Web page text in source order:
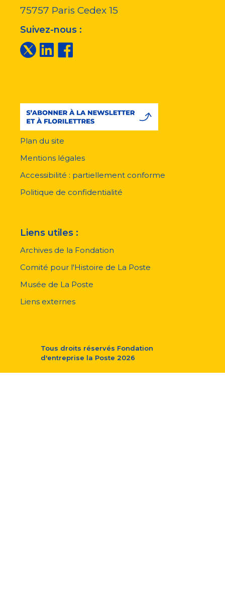
75757 Paris Cedex 15
Suivez-nous :
pied
page
Plan du site
Mentions légales
Accessibilité : partiellement conforme
Politique de confidentialité
Liens utiles :
Archives de la Fondation
Comité pour l'Histoire de La Poste
Musée de La Poste
Liens externes
Tous droits réservés Fondation
d'entreprise la Poste 2026